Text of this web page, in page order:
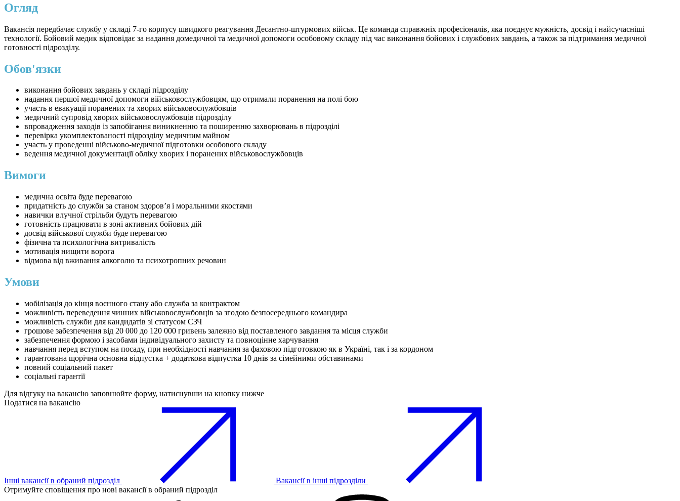
Огляд
Вакансія передбачає службу у складі 7-го корпусу швидкого реагування Десантно-штурмових військ. Це команда справжніх професіоналів, яка поєднує мужність, досвід і найсучасніші
технології. Бойовий медик відповідає за надання домедичної та медичної допомоги особовому складу під час виконання бойових і службових завдань, а також за підтримання медичної
готовності підрозділу.
Обов'язки
виконання бойових завдань у складі підрозділу
надання першої медичної допомоги військовослужбовцям, що отримали поранення на полі бою
участь в евакуації поранених та хворих військовослужбовців
медичний супровід хворих військовослужбовців підрозділу
впровадження заходів із запобігання виникненню та поширенню захворювань в підрозділі
перевірка укомплектованості підрозділу медичним майном
участь у проведенні військово-медичної підготовки особового складу
ведення медичної документації обліку хворих і поранених військовослужбовців
Вимоги
медична освіта буде перевагою
придатність до служби за станом здоров’я і моральними якостями
навички влучної стрільби будуть перевагою
готовність працювати в зоні активних бойових дій
досвід військової служби буде перевагою
фізична та психологічна витривалість
мотивація нищити ворога
відмова від вживання алкоголю та психотропних речовин
Умови
мобілізація до кінця воєнного стану або служба за контрактом
можливість переведення чинних військовослужбовців за згодою безпосереднього командира
можливість служби для кандидатів зі статусом СЗЧ
грошове забезпечення від 20 000 до 120 000 гривень залежно від поставленого завдання та місця служби
забезпечення формою і засобами індивідуального захисту та повноцінне харчування
навчання перед вступом на посаду, при необхідності навчання за фаховою підготовкою як в Україні, так і за кордоном
гарантована щорічна основна відпустка + додаткова відпустка 10 днів за сімейними обставинами
повний соціальний пакет
соціальні гарантії
Для відгуку на вакансію заповнюйте форму, натиснувши на кнопку нижче
Податися на вакансію
Інші вакансії в обраний підрозділ
Вакансії в інші підрозділи
Отримуйте сповіщення про нові вакансії в обраний підрозділ